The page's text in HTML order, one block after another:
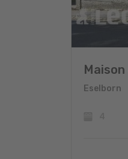
Eselborn